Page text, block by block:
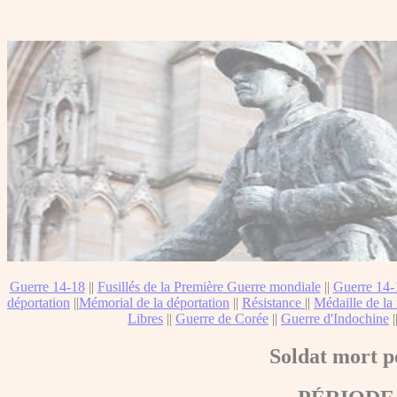
Guerre 14-18|| Fusillés de la Première Guerre mondiale|| Guerre
déportation ||Mémorial de la déportation || Résistance || Médaille de la
Libres || Guerre de Corée || Guerre d'Indochine
Soldat mort